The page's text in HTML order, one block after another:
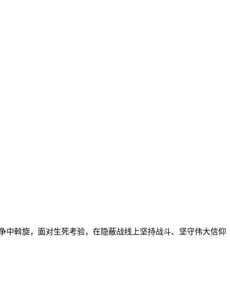
斡旋，面对生死考验，在隐蔽战线上坚持战斗、坚守伟大信仰